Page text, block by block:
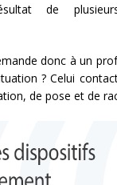
de
donc à un
? Celui
de pose et de